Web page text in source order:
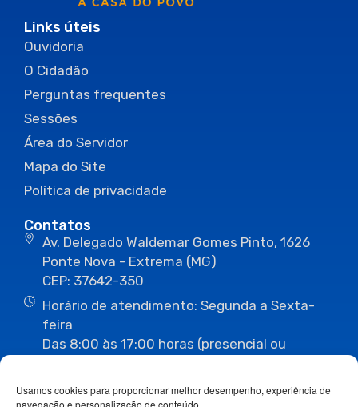
Usamos cookies para proporcionar melhor desempenho, experiência de
navegação e personalização de conteúdo.
Links úteis
Ouvidoria
O Cidadão
Perguntas frequentes
Sessões
Área do Servidor
Mapa do Site
Política de privacidade
Contatos
Av. Delegado Waldemar Gomes Pinto, 1626
Ponte Nova - Extrema (MG)
CEP: 37642-350
Horário de atendimento: Segunda a Sexta-
feira
Das 8:00 às 17:00 horas (presencial ou
(35) 3435-1112 (35) 3435-3063